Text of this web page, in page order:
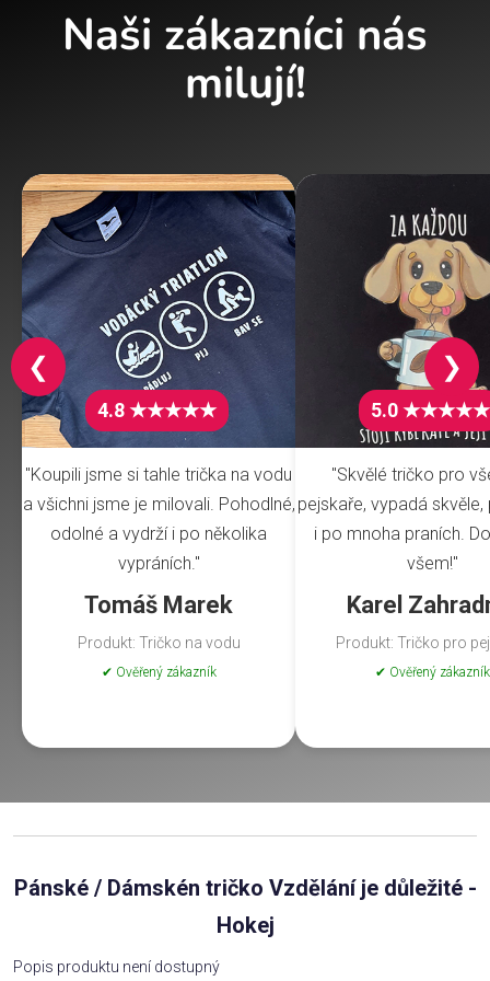
Naši zákazníci nás
milují!
4.8 ★★★★★
"Koupili jsme si tahle trička na vodu
a všichni jsme je milovali. Pohodlné,
odolné a vydrží i po několika
vypráních."
Tomáš Marek
Produkt: Tričko na vodu
✔ Ověřený zákazník
5.0 ★★★★★
"Skvělé tričko pro
pejskaře, vypadá
i po mnoha praních.
všem!"
Karel
Produkt: Tričko pro
✔ Ověřený zákazník
❮ ❯
Pánské / Dámskén tričko Vzdělání je důležité -
Hokej
Popis produktu není dostupný